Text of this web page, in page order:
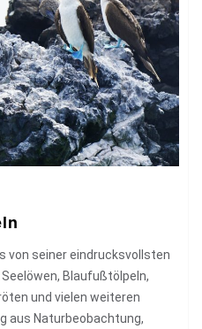
von seiner eindrucksvollsten
Blaufußtölpeln,
und vielen weiteren
aus Naturbeobachtung,